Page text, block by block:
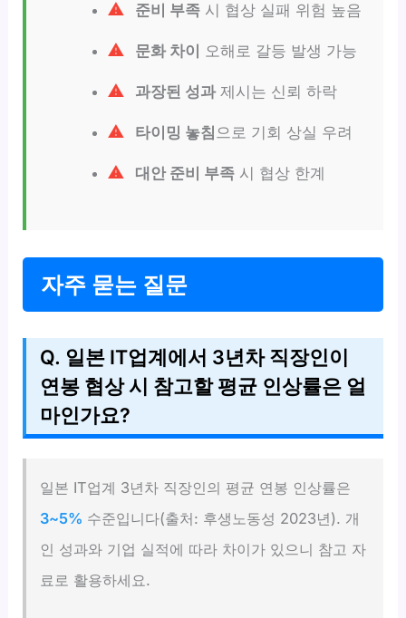
준비 부족시 협상 실패 위험 높음
문화 차이 오해로 갈등 발생 가능
과장된 성과제시는 신뢰 하락
타이밍 놓침 으로 기회 상실 우려
대안 준비 부족시 협상 한계
자주 묻는 질문
Q. 일본 IT업계에서 3년차 직장인이
연봉 협상 시 참고할 평균 인상률은 얼
마인가요?
일본 IT업계 3년차 직장인의 평균 연봉 인상률은
3~5% 수준입니다(출처: 후생노동성 2023년). 개
인 성과와 기업 실적에 따라 차이가 있으니 참고 자
료로 활용하세요.